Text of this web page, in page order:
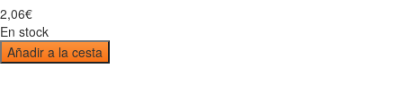
2,06€
En stock
Añadir a la cesta